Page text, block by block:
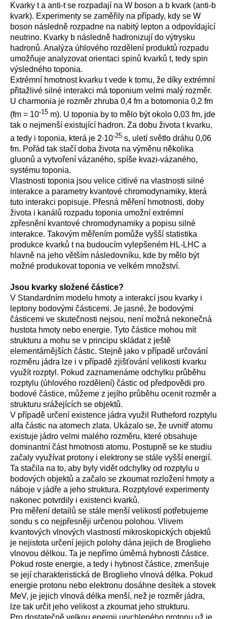
Kvarky t a anti-t se rozpadají na W boson a b kvark (anti-b
kvark). Experimenty se zaměřily na případy, kdy se W
boson následně rozpadne na nabitý lepton a odpovídající
neutrino. Kvarky b následně hadronizují do výtrysku
hadronů. Analýza úhlového rozdělení produktů rozpadu
umožňuje analyzovat orientaci spinů kvarků t, tedy spin
výsledného toponia.
Extrémní hmotnost kvarku t vede k tomu, že díky extrémní
přitažlivé silné interakci má toponium velmi malý rozměr.
U charmonia je rozměr zhruba 0,4 fm a botomonia 0,2 fm
(fm = 10-15 m). U toponia by to mělo být okolo 0,03 fm, jde
tak o nejmenší existující hadron. Za dobu života t kvarku,
a tedy i toponia, která je 2∙10-25 s, uletí světlo dráhu 0,06
fm. Pořád tak stačí doba života na výměnu několika
gluonů a vytvoření vázaného, spíše kvazi-vázaného,
systému toponia.
Vlastnosti toponia jsou velice citlivé na vlastnosti silné
interakce a parametry kvantové chromodynamiky, která
tuto interakci popisuje. Přesná měření hmotnosti, doby
života i kanálů rozpadu toponia umožní extrémní
zpřesnění kvantové chromodynamiky a popisu silné
interakce. Takovým měřením pomůže vyšší statistika
produkce kvarků t na budoucím vylepšeném HL-LHC a
hlavně na jeho větším následovníku, kde by mělo být
možné produkovat toponia ve velkém množství.
Jsou kvarky složené částice?
V Standardním modelu hmoty a interakcí jsou kvarky i
leptony bodovými částicemi. Je jasné, že bodovými
částicemi ve skutečnosti nejsou, není možná nekonečná
hustota hmoty nebo energie. Tyto částice mohou mít
strukturu a mohu se v principu skládat z ještě
elementárnějších částic. Stejně jako v případě určování
rozměru jádra lze i v případě zjišťování velikosti kvarku
využít rozptyl. Pokud zaznamenáme odchylku průběhu
rozptylu (úhlového rozdělení) částic od předpovědi pro
bodové částice, můžeme z jejího průběhu ocenit rozměr a
strukturu srážejících se objektů.
V případě určení existence jádra využil Rutheford rozptylu
alfa částic na atomech zlata. Ukázalo se, že uvnitř atomu
existuje jádro velmi malého rozměru, které obsahuje
dominantní část hmotnosti atomu. Postupně se ke studiu
začaly využívat protony i elektrony se stále vyšší energií.
Ta stačila na to, aby byly vidět odchylky od rozptylu u
bodových objektů a začalo se zkoumat rozložení hmoty a
náboje v jádře a jeho struktura. Rozptylové experimenty
nakonec potvrdily i existenci kvarků.
Pro měření detailů se stále menší velikostí potřebujeme
sondu s co nejpřesněji určenou polohou. Vlivem
kvantových vlnových vlastností mikroskopických objektů
je nejistota určení jejich polohy dána jejich de Broglieho
vlnovou délkou. Ta je nepřímo úměrná hybnosti částice.
Pokud roste energie, a tedy i hybnost částice, zmenšuje
se její charakteristická de Broglieho vlnová délka. Pokud
energie protonu nebo elektronu dosáhne desítek a stovek
MeV, je jejich vlnová délka menší, než je rozměr jádra,
lze tak určit jeho velikost a zkoumat jeho strukturu.